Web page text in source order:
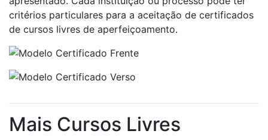
critérios particulares para a aceitação de certificados
de cursos livres de aperfeiçoamento.
Mais Cursos Livres